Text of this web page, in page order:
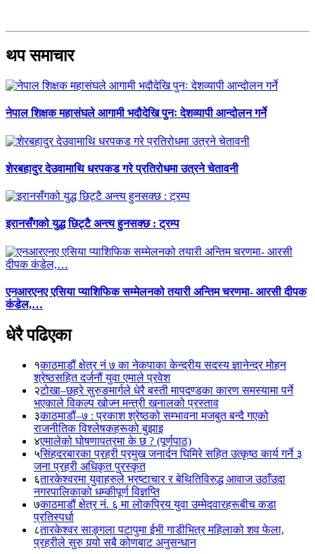
थप समाचार
नेपाल शिक्षक महासंघले आगामी भदौदेखि पुनः देशव्यापी आन्दोलन गर्ने
शेरबहादुर देउवामाथि धरपकड गरे प्रतिरोधमा उत्रने चेतावनी
इरानसँगको युद्ध छिट्टै अन्त्य हुनसक्छ : ट्रम्प
एनआरएनए एसिया प्याशिफिक सम्मेलनको तयारी अन्तिम चरणमा- आरसी दीपक
कंडेल,…
धेरै पढिएका
१काठमाडौं क्षेत्र नं ७ का नेकपाका केन्द्रीय सदस्य ज्ञानेन्द्र मोहन
श्रेष्ठसहित दर्जनौं युवा एमाले प्रवेश
२टोखा–छहरे सुरुङमार्गले धेरै बस्ती मापदण्डका कारण समस्यामा पर्ने
भएकाले विकल्प खोज्न मन्त्री खनालको प्रस्ताव
३काठमाडौं–७ : प्रकाश श्रेष्ठको सम्भावना मजबुत बन्दै गएको
राजनीतिक विश्लेषकहरूको बुझाइ
४एमालेको घोषणापत्रमा के छ ? (पूर्णपाठ)
५सिंहदरबारका प्रहरी प्रमुख जनार्दन घिमिरे सहित उत्कृष्ठ कार्य गर्ने ३
जना प्रहरी अधिकृत पुरस्कृत
६तारकेश्वरमा युवाहरुले भ्रष्टाचार र बेथितिविरुद्ध आवाज उठाँउदा
नगरपालिकाको धम्कीपूर्ण विज्ञप्ति
७काठमाडौं क्षेत्र नं. ६ मा लोकप्रिय युवा उम्मेदवारहरूबीच कडा
प्रतिस्पर्धा
८तारकेश्वर साङ्गला पटापुमा ईभी गाडीभित्र महिलाको शव फेला,
प्रहरीले सुरु गर्‍यो सबै कोणबाट अनुसन्धान